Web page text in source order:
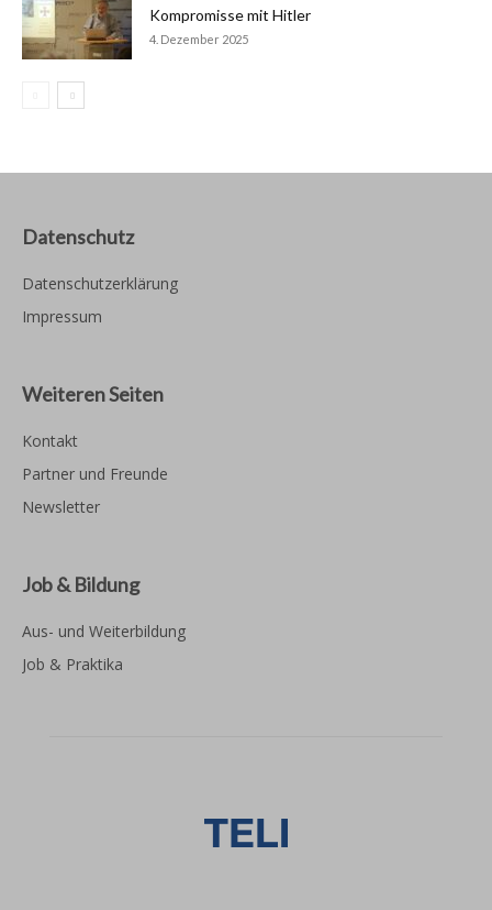
Kompromisse mit Hitler
4. Dezember 2025
Datenschutz
Datenschutzerklärung
Impressum
Weiteren Seiten
Kontakt
Partner und Freunde
Newsletter
Job & Bildung
Aus- und Weiterbildung
Job & Praktika